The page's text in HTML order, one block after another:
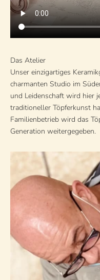
Das Atelier
Unser einzigartiges
charmanten Studio im
und Leidenschaft wird hier
traditioneller Töpferkunst
Familienbetrieb wird das
Generation weitergegeben.